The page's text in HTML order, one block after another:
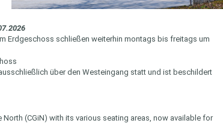
Erdgeschoss schließen weiterhin montags bis freitags um
über den Westeingang statt und ist beschildert
(CGiN) with its various seating areas, now available for